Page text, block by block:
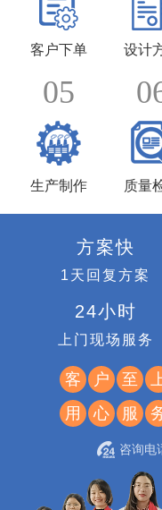
客户下单 设计
05
生产制作 质量
方案快
1天回复方案
24小时
上门现场服务
客 户 至
用
心 服
咨询电